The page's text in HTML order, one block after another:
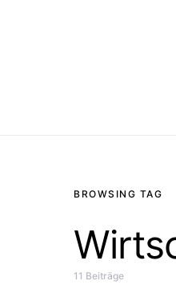
BROWSING TAG
11 Beiträge